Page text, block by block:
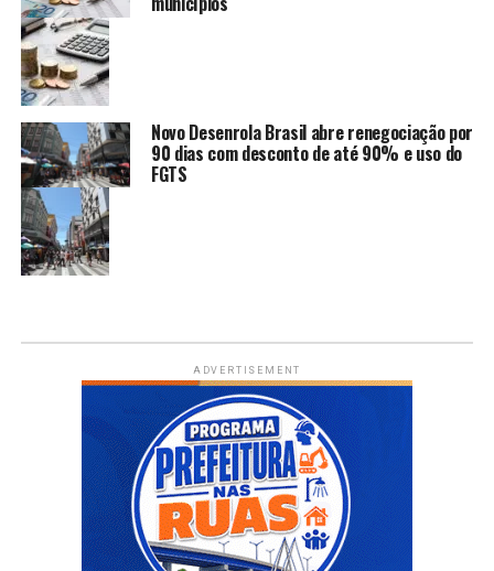
Novo Desenrola Brasil abre renegociação por
90 dias com desconto de até 90% e uso do
FGTS
ADVERTISEMENT